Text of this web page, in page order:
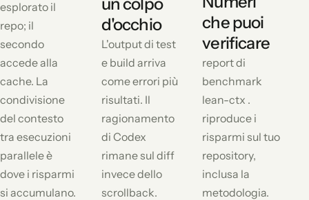
esplorato il
repo; il
secondo
accede alla
cache. La
condivisione
del contesto
tra esecuzioni
parallele è
dove i risparmi
si accumulano.
d'occhio
L'output di test
e build arriva
come errori più
risultati. Il
ragionamento
di Codex
rimane sul diff
invece dello
scrollback.
che puoi
verificare
report di
benchmark
lean-ctx .
riproduce i
risparmi sul tuo
repository,
inclusa la
metodologia.